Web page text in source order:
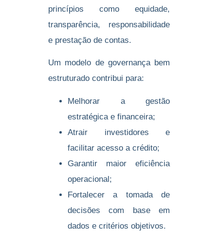
princípios como equidade,
transparência, responsabilidade
e prestação de contas.
Um modelo de governança bem
estruturado contribui para:
Melhorar a gestão
estratégica e financeira;
Atrair investidores e
facilitar acesso a crédito;
Garantir maior eficiência
operacional;
Fortalecer a tomada de
decisões com base em
dados e critérios objetivos.